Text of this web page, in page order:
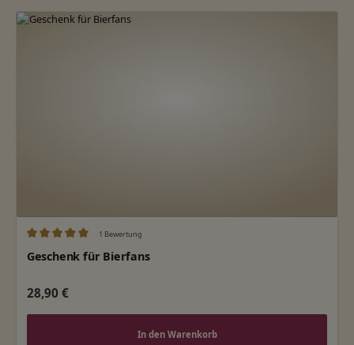
1 Bewertung
Geschenk für Bierfans
Regulärer Preis:
28,90 €
In den Warenkorb